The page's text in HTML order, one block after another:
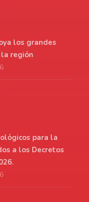
los grandes
región
para la
a los Decretos